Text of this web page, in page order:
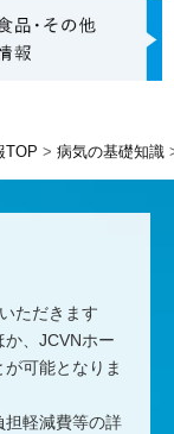
TOP 病気の基礎知識
ただきます
、 JCVNホー
可能となりま
担軽減費等の詳